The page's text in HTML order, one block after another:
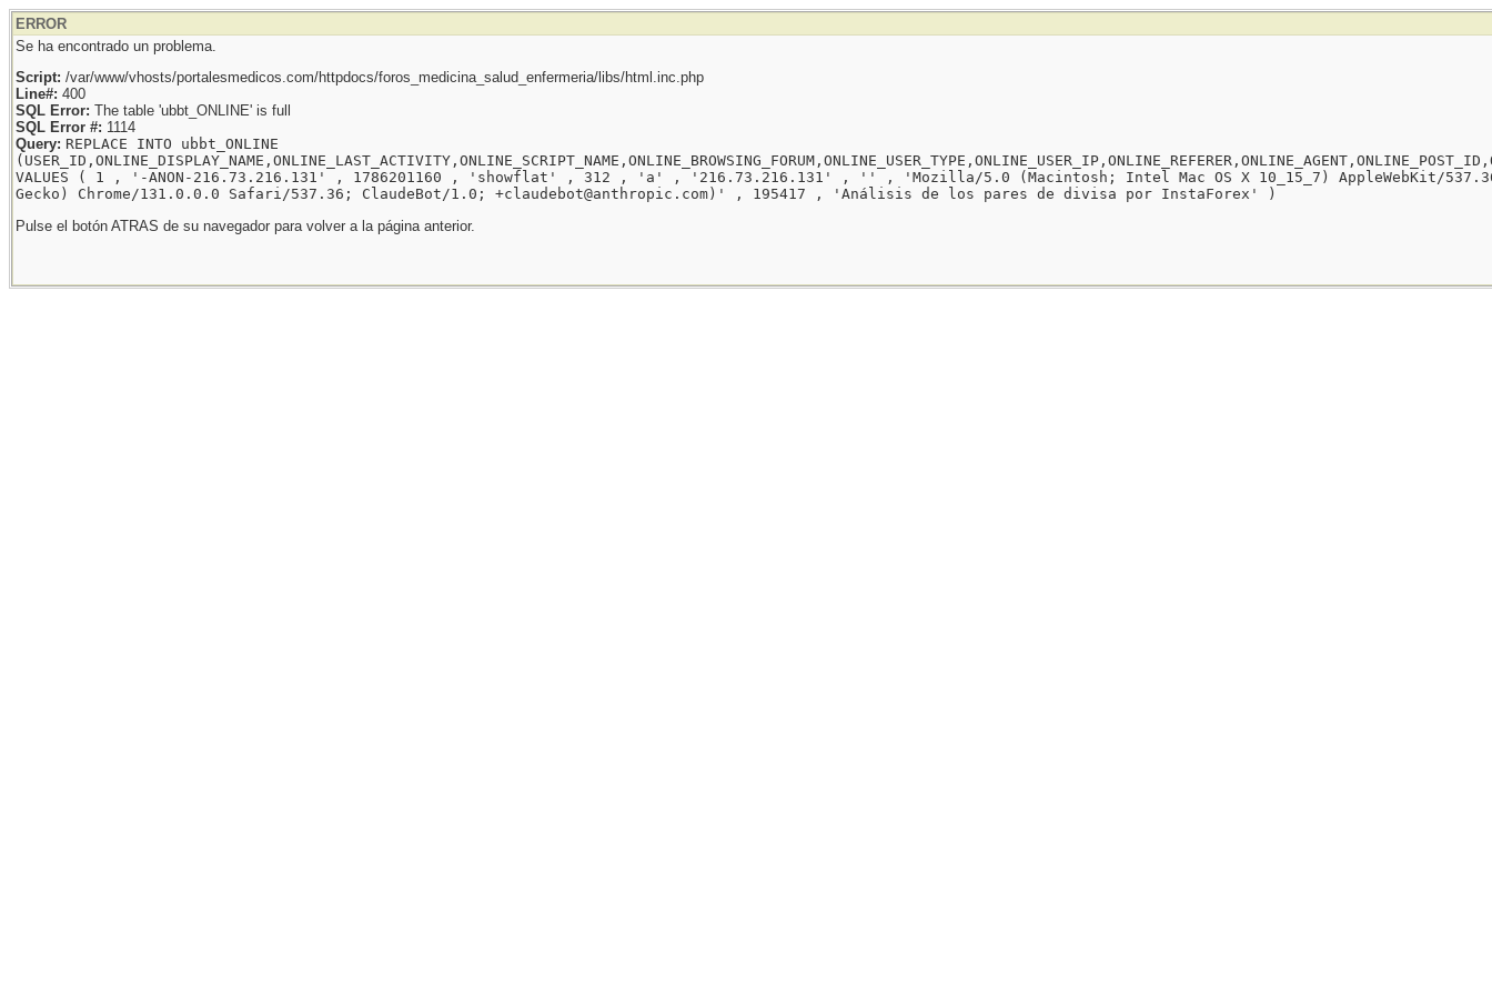
ERROR
Se ha encontrado un problema.
Script: /var/www/vhosts/portalesmedicos.com/httpdocs/foros_medicina_salud_enfermeria/libs/html.inc.php
Line#: 400
SQL Error: The table 'ubbt_ONLINE' is full
SQL Error #: 1114
Query: REPLACE INTO ubbt_ONLINE
VALUES ( 1 , '-ANON-216.73.216.131' , 1786201160 , 'showflat' , 312 , 'a' , '216.73.216.131' , '' , 'Mozilla/5.0 (Macintosh; Intel Mac OS X 10_15_7) AppleWebKit/
Gecko) Chrome/131.0.0.0 Safari/537.36; ClaudeBot/1.0; +claudebot@anthropic.com)' , 195417 , 'Análisis de los pares de divisa por InstaForex' )
Pulse el botón ATRAS de su navegador para volver a la página anterior.